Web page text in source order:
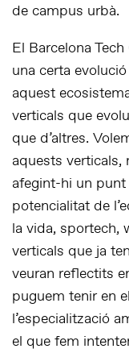
de campus urbà.
El Barcelona
una certa
aquest
verticals que
que d’altres.
aquests verticals,
afegint-hi un punt
potencialitat de
la vida, sportech,
verticals que ja
veuran reflectits
puguem tenir en
l’especialització
el que fem